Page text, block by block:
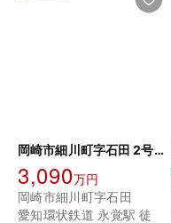
岡崎市細川町字石田 2号棟
3,090万円
岡崎市細川町字石田
愛知環状鉄道 永覚駅 徒